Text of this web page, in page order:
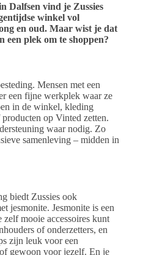
Dalfsen vind je Zussies
winkel vol
en oud. Maar wist je dat
een plek om te shoppen?
Mensen met een
een fijne werkplek waar ze
in de winkel, kleding
op Vinted zetten.
waar nodig. Zo
samenleving – midden in
biedt Zussies ook
jesmonite. Jesmonite is een
zelf mooie accessoires kunt
of onderzetters, en
zijn leuk voor een
gewoon voor jezelf. En je